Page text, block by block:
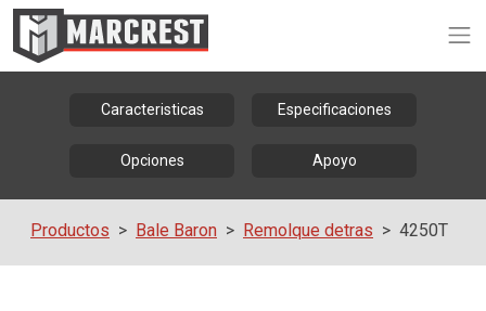
Caracteristicas
Opciones
Especificaciones
Apoyo
Productos Bale Baron Remolque detras 4250T